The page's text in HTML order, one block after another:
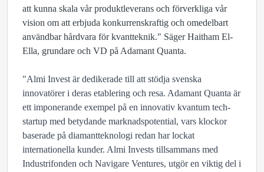
att kunna skala vår produktleverans och förverkliga vår
vision om att erbjuda konkurrenskraftig och omedelbart
användbar hårdvara för kvantteknik." Säger Haitham El-
Ella, grundare och VD på Adamant Quanta.
"Almi Invest är dedikerade till att stödja svenska
innovatörer i deras etablering och resa. Adamant Quanta är
ett imponerande exempel på en innovativ kvantum tech-
startup med betydande marknadspotential, vars klockor
baserade på diamantteknologi redan har lockat
internationella kunder. Almi Invests tillsammans med
Industrifonden och Navigare Ventures, utgör en viktig del i